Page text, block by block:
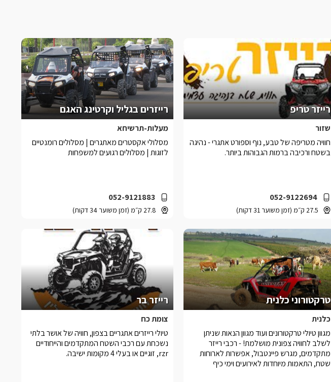
רייזר טריפ
שזור
052-9122694
27.5 ק״מ (זמן משוער 31 דקות)
חוויה מטריפה של טבע, נוף וספורט אתגרי - נהיגה
בשטח ורכיבה ברמות הגבוהות ביותר.
רייזרים בגליל וקרטינג האגם
מעלות-תרשיחא
052-9121883
27.8 ק״מ (זמן משוער 34 דקות)
מסלולי אקסטרים מאתגרים | מסלולים רומנטיים
לזוגות | מסלולים רגועים למשפחות
טרקטורוני כלנית
כלנית
מגוון טיולי טרקטורונים ועוד מגוון הנאות שניתן
לשלב לחוויה צפונית מושלמת! - רכבי רייזר
מתקדמים, מגרש פיינטבול, אפשרות לארוחות
שטח, התאמות מיוחדות לאירועים וימי כיף
רייזר בר
צומת כח
טיולי רייזרים אתגריים בצפון, חוויה של אושר בלתי
נשכחת עם רכבי השטח המתקדמים והייחודיים
rzr, זוגיים או בעלי 4 מקומות ישיבה.